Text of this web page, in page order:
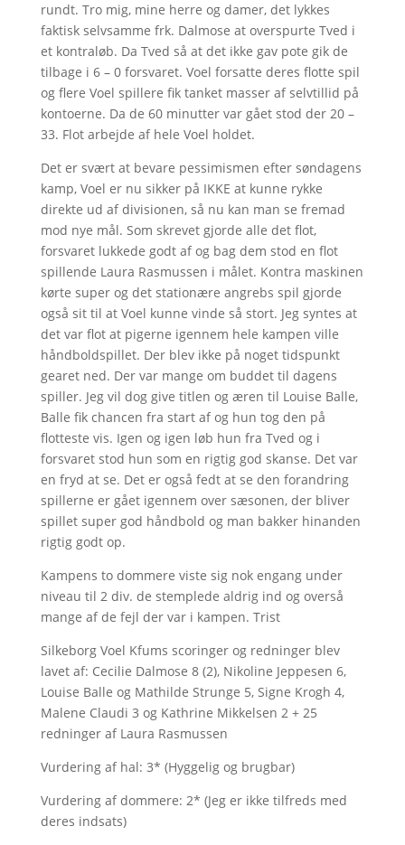
rundt. Tro mig, mine herre og damer, det lykkes
faktisk selvsamme frk. Dalmose at overspurte Tved i
et kontraløb. Da Tved så at det ikke gav pote gik de
tilbage i 6 – 0 forsvaret. Voel forsatte deres flotte spil
og flere Voel spillere fik tanket masser af selvtillid på
kontoerne. Da de 60 minutter var gået stod der 20 –
33. Flot arbejde af hele Voel holdet.
Det er svært at bevare pessimismen efter søndagens
kamp, Voel er nu sikker på IKKE at kunne rykke
direkte ud af divisionen, så nu kan man se fremad
mod nye mål. Som skrevet gjorde alle det flot,
forsvaret lukkede godt af og bag dem stod en flot
spillende Laura Rasmussen i målet. Kontra maskinen
kørte super og det stationære angrebs spil gjorde
også sit til at Voel kunne vinde så stort. Jeg syntes at
det var flot at pigerne igennem hele kampen ville
håndboldspillet. Der blev ikke på noget tidspunkt
gearet ned. Der var mange om buddet til dagens
spiller. Jeg vil dog give titlen og æren til Louise Balle,
Balle fik chancen fra start af og hun tog den på
flotteste vis. Igen og igen løb hun fra Tved og i
forsvaret stod hun som en rigtig god skanse. Det var
en fryd at se. Det er også fedt at se den forandring
spillerne er gået igennem over sæsonen, der bliver
spillet super god håndbold og man bakker hinanden
rigtig godt op.
Kampens to dommere viste sig nok engang under
niveau til 2 div. de stemplede aldrig ind og overså
mange af de fejl der var i kampen. Trist
Silkeborg Voel Kfums scoringer og redninger blev
lavet af: Cecilie Dalmose 8 (2), Nikoline Jeppesen 6,
Louise Balle og Mathilde Strunge 5, Signe Krogh 4,
Malene Claudi 3 og Kathrine Mikkelsen 2 + 25
redninger af Laura Rasmussen
Vurdering af hal: 3* (Hyggelig og brugbar)
Vurdering af dommere: 2* (Jeg er ikke tilfreds med
deres indsats)